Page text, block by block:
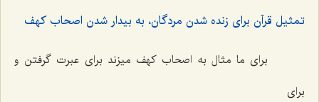
تمثیل قرآن براى زنده شدن مردگان، به بیدار شدن اصحاب كهف‌
براى ما مثال به اصحاب كهف میزند براى عبرت گرفتن و
براى‌